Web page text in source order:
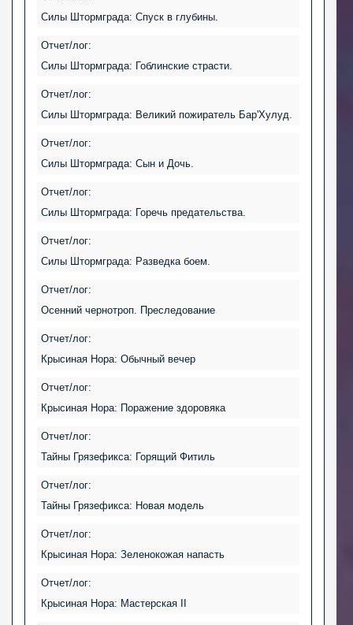
Силы Штормграда: Спуск в глубины.
Отчет/лог:
Силы Штормграда: Гоблинские страсти.
Отчет/лог:
Силы Штормграда: Великий пожиратель Бар'Хулуд.
Отчет/лог:
Силы Штормграда: Сын и Дочь.
Отчет/лог:
Силы Штормграда: Горечь предательства.
Отчет/лог:
Силы Штормграда: Разведка боем.
Отчет/лог:
Осенний чернотроп. Преследование
Отчет/лог:
Крысиная Нора: Обычный вечер
Отчет/лог:
Крысиная Нора: Поражение здоровяка
Отчет/лог:
Тайны Грязефикса: Горящий Фитиль
Отчет/лог:
Тайны Грязефикса: Новая модель
Отчет/лог:
Крысиная Нора: Зеленокожая напасть
Отчет/лог:
Крысиная Нора: Мастерская II